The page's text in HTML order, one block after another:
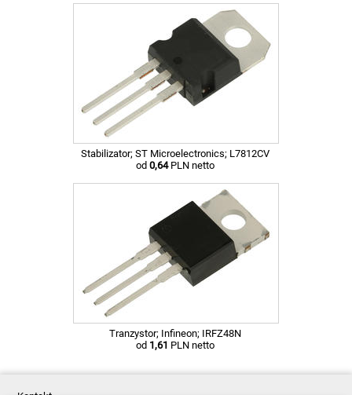
Stabilizator; ST Microelectronics; L7812CV
od 0,64PLN netto
Tranzystor; Infineon; IRFZ48N
od 1,61 PLN netto